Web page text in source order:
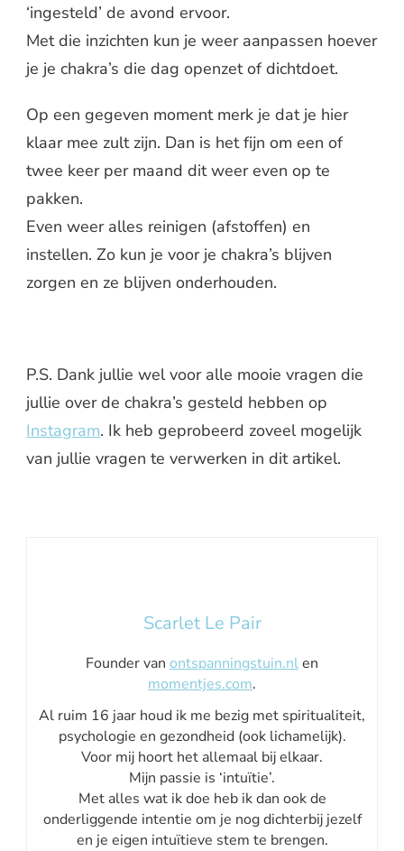
‘ingesteld’ de avond ervoor.
Met die inzichten kun je weer aanpassen hoever
je je chakra’s die dag openzet of dichtdoet.
Op een gegeven moment merk je dat je hier
klaar mee zult zijn. Dan is het fijn om een of
twee keer per maand dit weer even op te
pakken.
Even weer alles reinigen (afstoffen) en
instellen. Zo kun je voor je chakra’s blijven
zorgen en ze blijven onderhouden.
P.S. Dank jullie wel voor alle mooie vragen die
jullie over de chakra’s gesteld hebben op
Instagram. Ik heb geprobeerd zoveel mogelijk
van jullie vragen te verwerken in dit artikel.
Scarlet Le Pair
Founder van ontspanningstuin.nlen
momentjes.com.
Al ruim 16 jaar houd ik me bezig met spiritualiteit,
psychologie en gezondheid (ook lichamelijk).
Voor mij hoort het allemaal bij elkaar.
Mijn passie is ‘intuïtie’.
Met alles wat ik doe heb ik dan ook de
onderliggende intentie om je nog dichterbij jezelf
en je eigen intuïtieve stem te brengen.